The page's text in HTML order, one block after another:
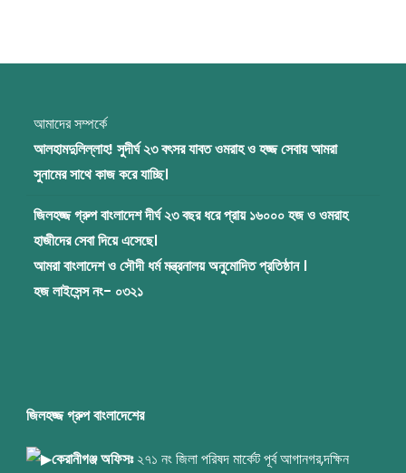
আমাদের সম্পর্কে
আলহামদুলিল্লাহ! সুদীর্ঘ ২৩ বৎসর যাবত ওমরাহ ও হজ্জ সেবায় আমরা
সুনামের সাথে কাজ করে যাচ্ছি।
জিলহজ্জ গ্রুপ বাংলাদেশ দীর্ঘ ২৩ বছর ধরে প্রায় ১৬০০০ হজ ও ওমরাহ
হাজীদের সেবা দিয়ে এসেছে।
আমরা বাংলাদেশ ও সৌদী ধর্ম মন্ত্রনালয় অনুমোদিত প্রতিষ্ঠান ।
হজ লাইসেন্স নং- ০৩২১
জিলহজ্জ গ্রুপ বাংলাদেশের
কেরানীগঞ্জ অফিসঃ২৭১ নং জিলা পরিষদ মার্কেট পূর্ব আগানগর,দক্ষিন